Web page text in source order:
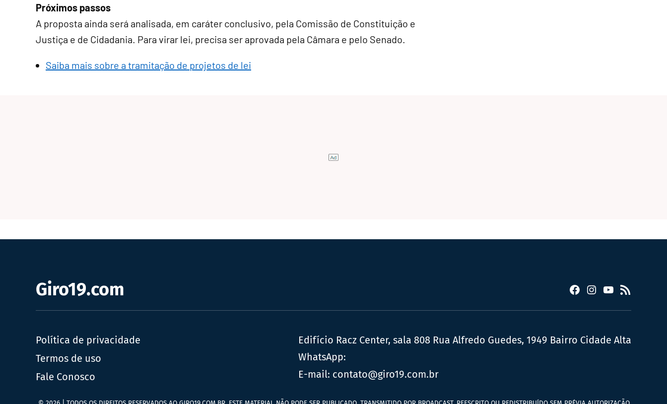
Próximos passos
A proposta ainda será analisada, em caráter conclusivo, pela Comissão de Constituição e
Justiça e de Cidadania. Para virar lei, precisa ser aprovada pela Câmara e pelo Senado.
Saiba mais sobre a tramitação de projetos de lei
Giro19.com Facebook
Instagram
YouTube
RSS
Política de privacidade
Termos de uso
Fale Conosco
Edifício Racz Center, sala 808 Rua Alfredo Guedes, 1949 Bairro Cidade Alta
WhatsApp:
E-mail: contato@giro19.com.br